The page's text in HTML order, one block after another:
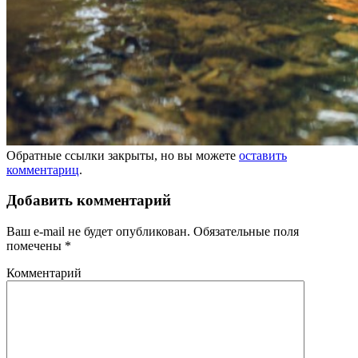
Обратные ссылки закрыты, но вы можете оставить
комментариц.
Добавить комментарий
Ваш e-mail не будет опубликован. Обязательные поля
помечены *
Комментарий